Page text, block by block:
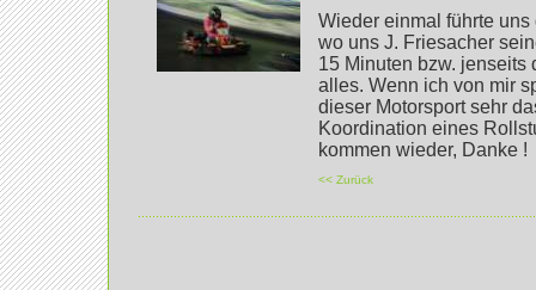
Wieder einmal führte
wo uns J. Friesacher
15 Minuten bzw. jenseits
alles. Wenn ich von mir
dieser Motorsport sehr
Koordination eines
kommen wieder, Danke !
<< Zurück